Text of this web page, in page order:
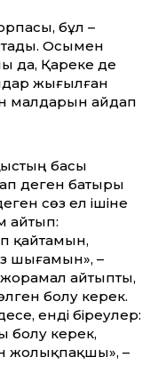
бұл –
Осымен
да, Қареке де
жығылған
малдарын айдап
басы
деген батыры
сөз ел ішіне
айтып:
қайтамын,
шығамын», –
жорамал айтыпты,
болу керек.
енді біреу­лер:
болу керек,
жолықпақшы», –